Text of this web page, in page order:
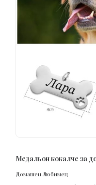
Медальон кокалче за
Домашен Любимец